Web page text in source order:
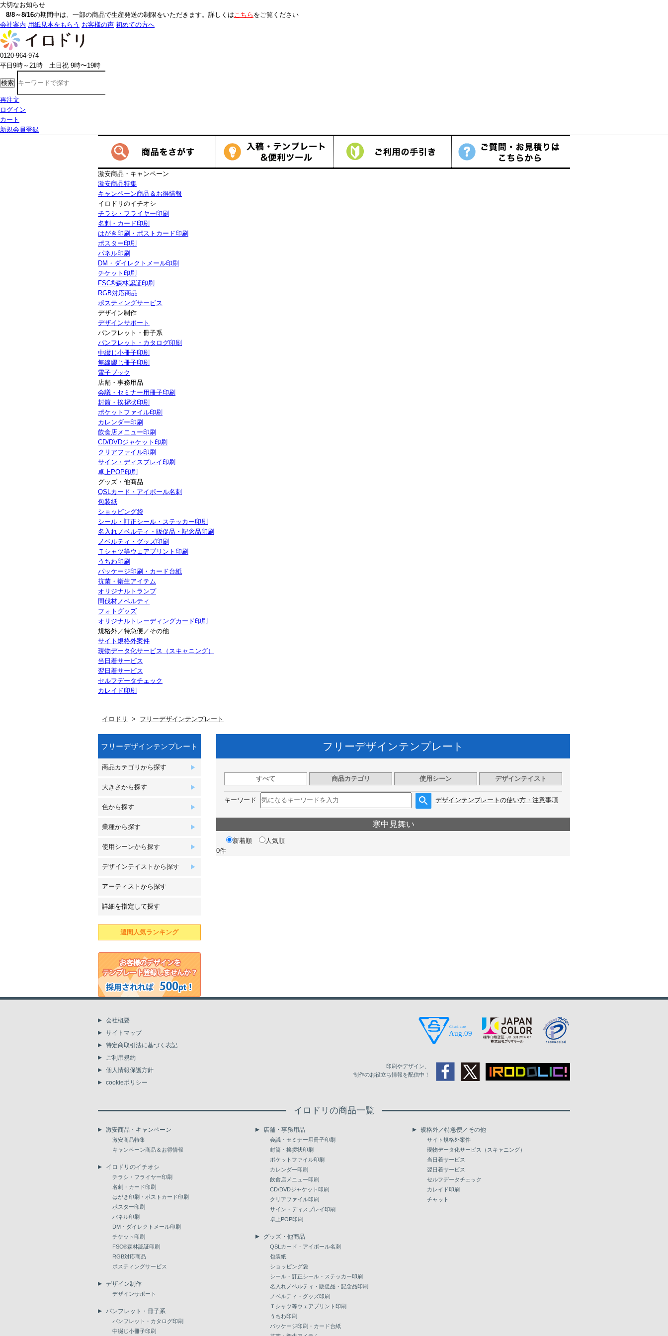
大切なお知らせ
8/8～8/16の期間中は、一部の商品で生産発送の制限をいただきます。詳しくは こちら をご覧ください
会社案内 用紙見本をもらう お客様の声 初めての方へ
0120-964-974
平日9時～21時 土日祝 9時〜19時
検索
再注文
ログイン
カート
新規会員登録
激安商品・キャンペーン
激安商品特集
キャンペーン商品＆お得情報
イロドリのイチオシ
チラシ・フライヤー印刷
名刺・カード印刷
はがき印刷・ポストカード印刷
ポスター印刷
パネル印刷
DM・ダイレクトメール印刷
チケット印刷
FSC®森林認証印刷
RGB対応商品
ポスティングサービス
デザイン制作
デザインサポート
パンフレット・冊子系
パンフレット・カタログ印刷
中綴じ小冊子印刷
無線綴じ冊子印刷
電子ブック
店舗・事務用品
会議・セミナー用冊子印刷
封筒・挨拶状印刷
ポケットファイル印刷
カレンダー印刷
飲食店メニュー印刷
CD/DVDジャケット印刷
クリアファイル印刷
サイン・ディスプレイ印刷
卓上POP印刷
グッズ・他商品
QSLカード・アイボール名刺
包装紙
ショッピング袋
シール・訂正シール・ステッカー印刷
名入れノベルティ・販促品・記念品印刷
ノベルティ・グッズ印刷
Ｔシャツ等ウェアプリント印刷
うちわ印刷
パッケージ印刷・カード台紙
抗菌・衛生アイテム
オリジナルトランプ
間伐材ノベルティ
フォトグッズ
オリジナルトレーディングカード印刷
規格外／特急便／その他
サイト規格外案件
現物データ化サービス（スキャニング）
当日着サービス
翌日着サービス
セルフデータチェック
カレイド印刷
イロドリ フリーデザインテンプレート
フリーデザインテンプレート
商品カテゴリから探す
大きさから探す
色から探す
業種から探す
使用シーンから探す
デザインテイストから探す
アーティストから探す
詳細を指定して探す
週間人気ランキング
フリーデザインテンプレート
すべて 商品カテゴリ 使用シーン デザインテイスト
キーワード デザインテンプレートの使い方・注意事項
寒中見舞い
新着順
人気順
0件
会社概要
サイトマップ
特定商取引法に基づく表記
ご利用規約
個人情報保護方針
cookieポリシー
印刷やデザイン、
制作のお役立ち情報を配信中！
イロドリの商品一覧
激安商品・キャンペーン
激安商品特集
キャンペーン商品＆お得情報
イロドリのイチオシ
チラシ・フライヤー印刷
名刺・カード印刷
はがき印刷・ポストカード印刷
ポスター印刷
パネル印刷
DM・ダイレクトメール印刷
チケット印刷
FSC®森林認証印刷
RGB対応商品
ポスティングサービス
デザイン制作
デザインサポート
パンフレット・冊子系
パンフレット・カタログ印刷
中綴じ小冊子印刷
店舗・事務用品
会議・セミナー用冊子印刷
封筒・挨拶状印刷
ポケットファイル印刷
カレンダー印刷
飲食店メニュー印刷
CD/DVDジャケット印刷
クリアファイル印刷
サイン・ディスプレイ印刷
卓上POP印刷
グッズ・他商品
QSLカード・アイボール名刺
包装紙
ショッピング袋
シール・訂正シール・ステッカー印刷
名入れノベルティ・販促品・記念品印刷
ノベルティ・グッズ印刷
Ｔシャツ等ウェアプリント印刷
うちわ印刷
パッケージ印刷・カード台紙
規格外／特急便／その他
サイト規格外案件
現物データ化サービス（スキャニング）
当日着サービス
翌日着サービス
セルフデータチェック
カレイド印刷
チャット